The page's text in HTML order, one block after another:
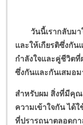
วันนี้เรากลับมาใ
และให้เกียรติซึ่งกัน
กำลังใจและคู่ชีวิต
ซึ่งกันและกันเสมอม
สำหรับผม สิ่งที่มีคุ
ความเข้าใจกันได้ใ
ที่ปรารถนาตลอดกา